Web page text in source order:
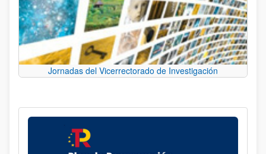
Jornadas del Vicerrectorado de Investigación